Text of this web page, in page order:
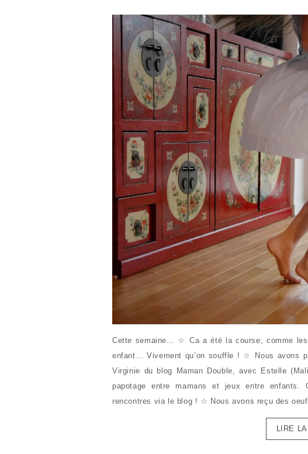
Cette semaine… ☆ Ca a été la course, comme
enfant… Vivement qu’on souffle ! ☆ Nous avons
Virginie du blog Maman Double, avec Estelle
papotage entre mamans et jeux entre
rencontres via le blog ! ☆ Nous avons reçu des
LIRE